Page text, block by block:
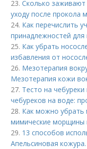
23.Сколько заживают
уходу после прокола
24. Как перечислить
принадлежностей для
25. Как убрать
избавления от
26. Мезотерапия
Мезотерапия кожи
27. Тесто на
чебуреков на воде:
28. Как можно убрать
мимические морщины
29. 13 способов
Апельсиновая